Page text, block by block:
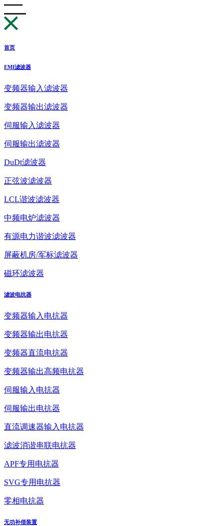
首页
EMI滤波器
变频器输入滤波器
变频器输出滤波器
伺服输入滤波器
伺服输出滤波器
DuDt滤波器
正弦波滤波器
LCL谐波滤波器
中频电炉滤波器
有源电力谐波滤波器
屏蔽机房/军标滤波器
磁环滤波器
滤波电抗器
变频器输入电抗器
变频器输出电抗器
变频器直流电抗器
变频器输出高频电抗器
伺服输入电抗器
伺服输出电抗器
直流调速器输入电抗器
滤波消谐串联电抗器
APF专用电抗器
SVG专用电抗器
零相电抗器
无功补偿装置